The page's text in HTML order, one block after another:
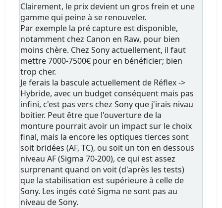
Clairement, le prix devient un gros frein et une
gamme qui peine à se renouveler.
Par exemple la pré capture est disponible,
notamment chez Canon en Raw, pour bien
moins chère. Chez Sony actuellement, il faut
mettre 7000-7500€ pour en bénéficier; bien
trop cher.
Je ferais la bascule actuellement de Réflex ->
Hybride, avec un budget conséquent mais pas
infini, c'est pas vers chez Sony que j'irais nivau
boitier. Peut être que l'ouverture de la
monture pourrait avoir un impact sur le choix
final, mais la encore les optiques tierces sont
soit bridées (AF, TC), ou soit un ton en dessous
niveau AF (Sigma 70-200), ce qui est assez
surprenant quand on voit (d'après les tests)
que la stabilisation est supérieure à celle de
Sony. Les ingés coté Sigma ne sont pas au
niveau de Sony.